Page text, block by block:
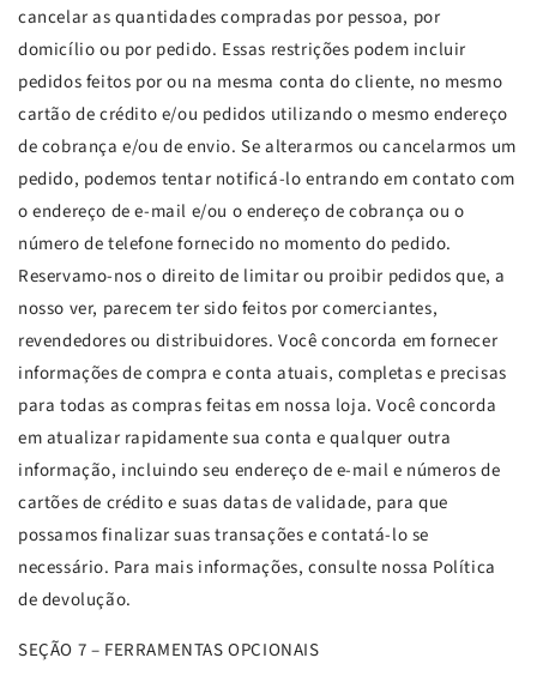
cancelar as quantidades compradas por pessoa, por
domicílio ou por pedido. Essas restrições podem incluir
pedidos feitos por ou na mesma conta do cliente, no mesmo
cartão de crédito e/ou pedidos utilizando o mesmo endereço
de cobrança e/ou de envio. Se alterarmos ou cancelarmos um
pedido, podemos tentar notificá-lo entrando em contato com
o endereço de e-mail e/ou o endereço de cobrança ou o
número de telefone fornecido no momento do pedido.
Reservamo-nos o direito de limitar ou proibir pedidos que, a
nosso ver, parecem ter sido feitos por comerciantes,
revendedores ou distribuidores. Você concorda em fornecer
informações de compra e conta atuais, completas e precisas
para todas as compras feitas em nossa loja. Você concorda
em atualizar rapidamente sua conta e qualquer outra
informação, incluindo seu endereço de e-mail e números de
cartões de crédito e suas datas de validade, para que
possamos finalizar suas transações e contatá-lo se
necessário. Para mais informações, consulte nossa Política
de devolução.
SEÇÃO 7 – FERRAMENTAS OPCIONAIS